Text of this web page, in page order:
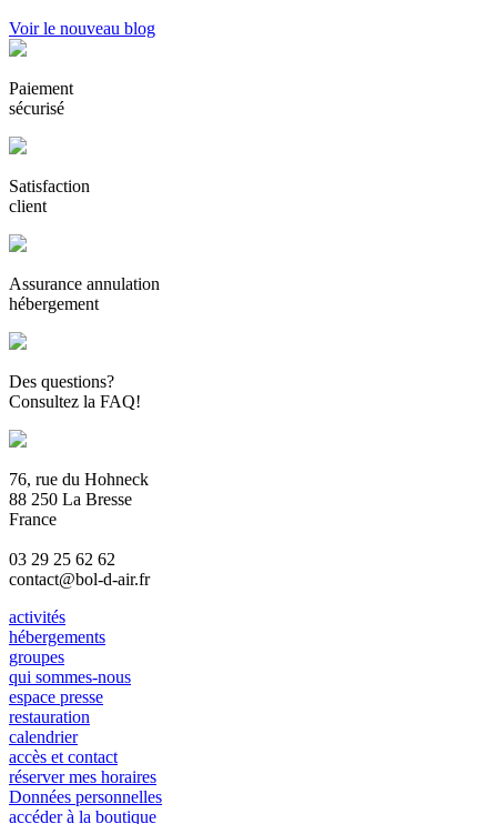
Voir le nouveau blog
Paiement
sécurisé
Satisfaction
client
Assurance annulation
hébergement
Des questions?
Consultez la FAQ!
76, rue du Hohneck
88 250 La Bresse
France
03 29 25 62 62
contact@bol-d-air.fr
activités
hébergements
groupes
qui sommes-nous
espace presse
restauration
calendrier
accès et contact
réserver mes horaires
Données personnelles
accéder à la boutique